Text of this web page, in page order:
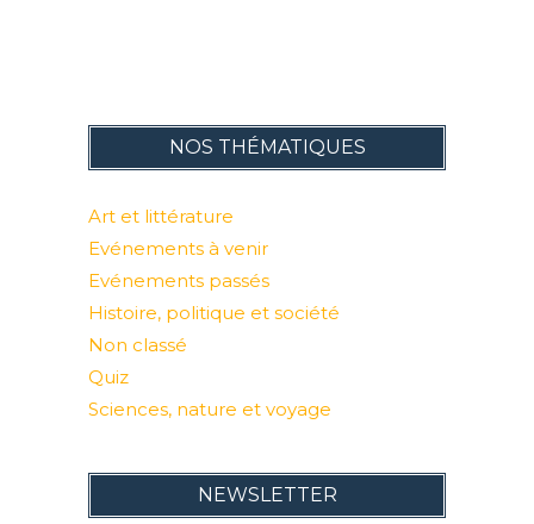
NOS THÉMATIQUES
Art et littérature
Evénements à venir
Evénements passés
Histoire, politique et société
Non classé
Quiz
Sciences, nature et voyage
NEWSLETTER